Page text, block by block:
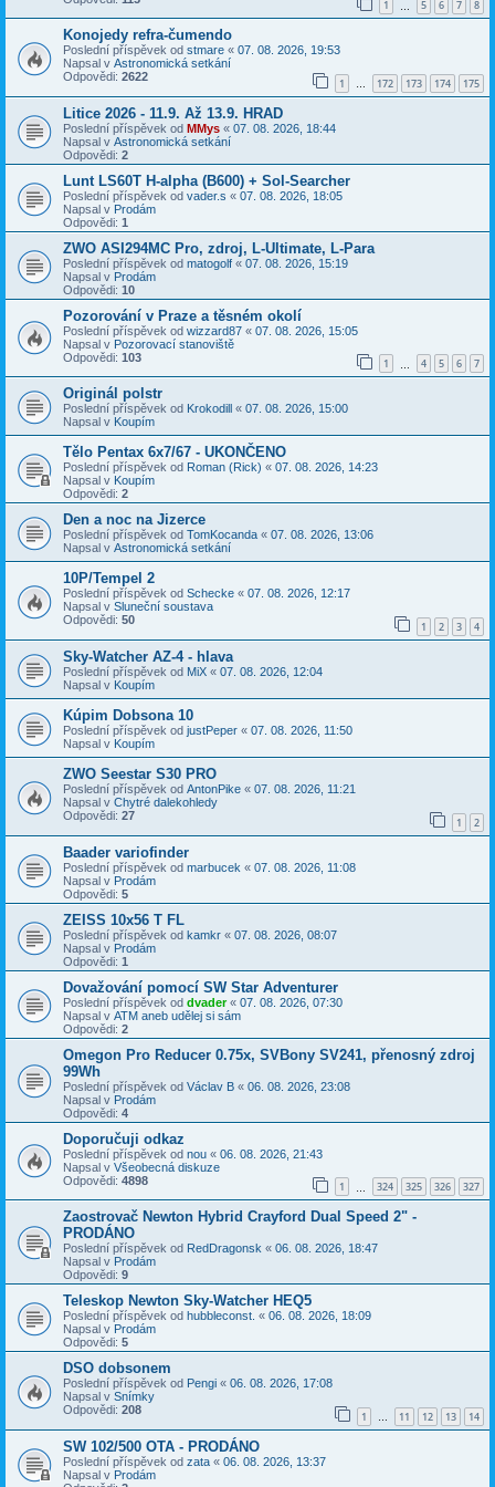
1 5 6 7 8
Konojedy refra-čumendo
Poslední příspěvek od stmare « 07. 08. 2026, 19:53
Napsal v Astronomická setkání
Odpovědi: 2622 1 … 172 173 174 175
Litice 2026 - 11.9. Až 13.9. HRAD
Poslední příspěvek od MMys « 07. 08. 2026, 18:44
Napsal v Astronomická setkání
Odpovědi: 2
Lunt LS60T H-alpha (B600) + Sol-Searcher
Poslední příspěvek od vader.s « 07. 08. 2026, 18:05
Napsal v Prodám
Odpovědi: 1
ZWO ASI294MC Pro, zdroj, L-Ultimate, L-Para
Poslední příspěvek od matogolf « 07. 08. 2026, 15:19
Napsal v Prodám
Odpovědi: 10
Pozorování v Praze a těsném okolí
Poslední příspěvek od wizzard87 « 07. 08. 2026, 15:05
Napsal v Pozorovací stanoviště
Odpovědi: 103 1 4 5 6 7
Originál polstr
Poslední příspěvek od Krokodill « 07. 08. 2026, 15:00
Napsal v Koupím
Tělo Pentax 6x7/67 - UKONČENO
Poslední příspěvek od Roman (Rick) « 07. 08. 2026, 14:23
Napsal v Koupím
Odpovědi: 2
Den a noc na Jizerce
Poslední příspěvek od TomKocanda « 07. 08. 2026, 13:06
Napsal v Astronomická setkání
10P/Tempel 2
Poslední příspěvek od Schecke « 07. 08. 2026, 12:17
Napsal v Sluneční soustava
Odpovědi: 50 1 2 3 4
Sky-Watcher AZ-4 - hlava
Poslední příspěvek od MiX « 07. 08. 2026, 12:04
Napsal v Koupím
Kúpim Dobsona 10
Poslední příspěvek od justPeper « 07. 08. 2026, 11:50
Napsal v Koupím
ZWO Seestar S30 PRO
Poslední příspěvek od AntonPike « 07. 08. 2026, 11:21
Napsal v Chytré dalekohledy
Odpovědi: 27 1 2
Baader variofinder
Poslední příspěvek od marbucek « 07. 08. 2026, 11:08
Napsal v Prodám
Odpovědi: 5
ZEISS 10x56 T FL
Poslední příspěvek od kamkr « 07. 08. 2026, 08:07
Napsal v Prodám
Odpovědi: 1
Dovažování pomocí SW Star Adventurer
Poslední příspěvek od dvader« 07. 08. 2026, 07:30
Napsal v ATM aneb udělej si sám
Odpovědi: 2
Omegon Pro Reducer 0.75x, SVBony SV241, přenosný zdroj
99Wh
Poslední příspěvek od Václav B « 06. 08. 2026, 23:08
Napsal v Prodám
Odpovědi: 4
Doporučuji odkaz
Poslední příspěvek od nou « 06. 08. 2026, 21:43
Napsal v Všeobecná diskuze
Odpovědi: 4898 1 324 325 326 327
Zaostrovač Newton Hybrid Crayford Dual Speed 2" -
PRODÁNO
Poslední příspěvek od RedDragonsk « 06. 08. 2026, 18:47
Napsal v Prodám
Odpovědi: 9
Teleskop Newton Sky-Watcher HEQ5
Poslední příspěvek od hubbleconst. « 06. 08. 2026, 18:09
Napsal v Prodám
Odpovědi: 5
DSO dobsonem
Poslední příspěvek od Pengi « 06. 08. 2026, 17:08
Napsal v Snímky
Odpovědi: 208 1 … 11 12 13 14
SW 102/500 OTA - PRODÁNO
Poslední příspěvek od zata « 06. 08. 2026, 13:37
Napsal v Prodám